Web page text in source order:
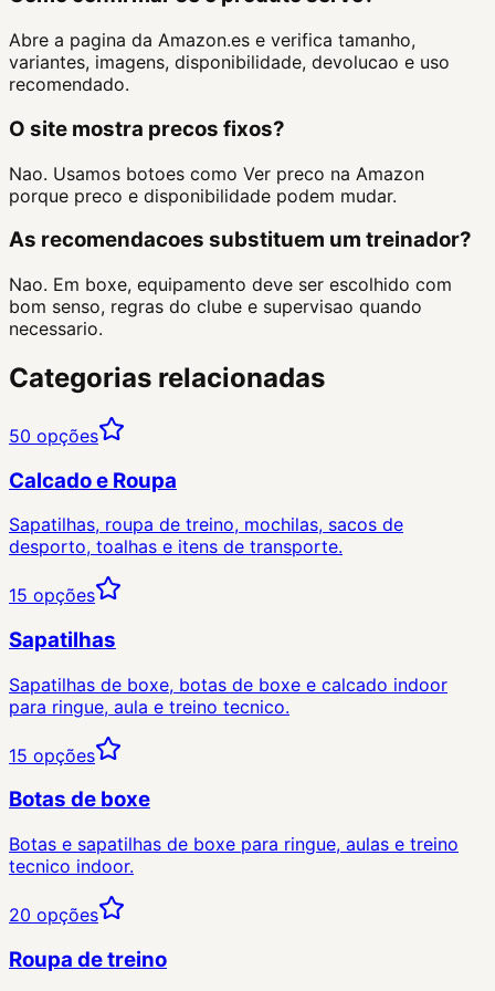
Abre a pagina da Amazon.es e verifica tamanho,
variantes, imagens, disponibilidade, devolucao e uso
recomendado.
O site mostra precos fixos?
Nao. Usamos botoes como Ver preco na Amazon
porque preco e disponibilidade podem mudar.
As recomendacoes substituem um treinador?
Nao. Em boxe, equipamento deve ser escolhido com
bom senso, regras do clube e supervisao quando
necessario.
Categorias relacionadas
50 opções
Calcado e Roupa
Sapatilhas, roupa de treino, mochilas, sacos de
desporto, toalhas e itens de transporte.
15 opções
Sapatilhas
Sapatilhas de boxe, botas de boxe e calcado indoor
para ringue, aula e treino tecnico.
15 opções
Botas de boxe
Botas e sapatilhas de boxe para ringue, aulas e treino
tecnico indoor.
20 opções
Roupa de treino